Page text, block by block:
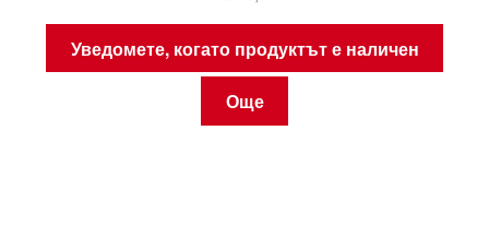
Уведомете, когато продуктът е наличен
Още